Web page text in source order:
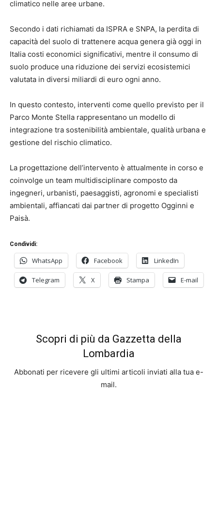
climatico nelle aree urbane.
Secondo i dati richiamati da ISPRA e SNPA, la perdita di
capacità del suolo di trattenere acqua genera già oggi in
Italia costi economici significativi, mentre il consumo di
suolo produce una riduzione dei servizi ecosistemici
valutata in diversi miliardi di euro ogni anno.
In questo contesto, interventi come quello previsto per il
Parco Monte Stella rappresentano un modello di
integrazione tra sostenibilità ambientale, qualità urbana e
gestione del rischio climatico.
La progettazione dell’intervento è attualmente in corso e
coinvolge un team multidisciplinare composto da
ingegneri, urbanisti, paesaggisti, agronomi e specialisti
ambientali, affiancati dai partner di progetto Ogginni e
Paisà.
Condividi:
WhatsApp Facebook LinkedIn
Telegram X Stampa E-mail
Scopri di più da Gazzetta della
Lombardia
Abbonati per ricevere gli ultimi articoli inviati alla tua e-
mail.